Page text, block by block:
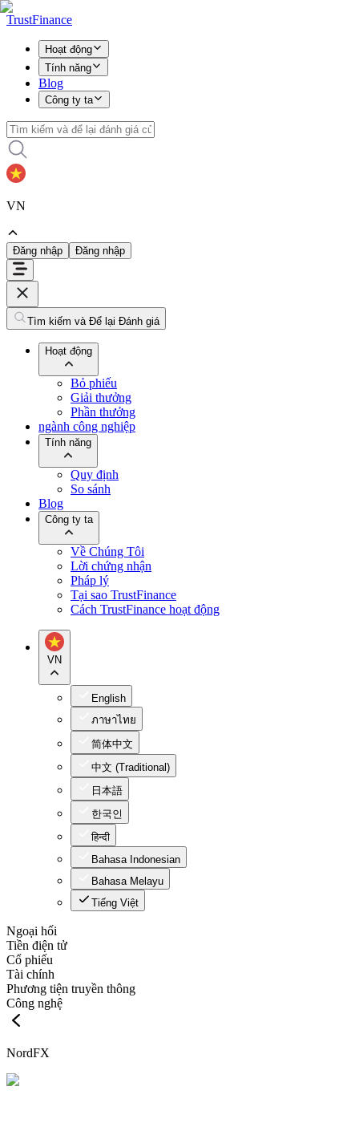
TrustFinance
Hoạt động
Tính năng
Blog
Công ty ta
VN
Đăng nhập Đăng nhập
Tìm kiếm và Để lại Đánh giá
Hoạt động
Bỏ phiếu
Giải thưởng
Phần thưởng
ngành công nghiệp
Tính năng
Quy định
So sánh
Blog
Công ty ta
Về Chúng Tôi
Lời chứng nhận
Pháp lý
Tại sao TrustFinance
Cách TrustFinance hoạt động
VN
English
ภาษาไทย
简体中文
中文 (Traditional)
日本語
한국인
हिन्दी
Bahasa Indonesian
Bahasa Melayu
Tiếng Việt
Ngoại hối
Tiền điện tử
Cổ phiếu
Tài chính
Phương tiện truyền thông
Công nghệ
NordFX